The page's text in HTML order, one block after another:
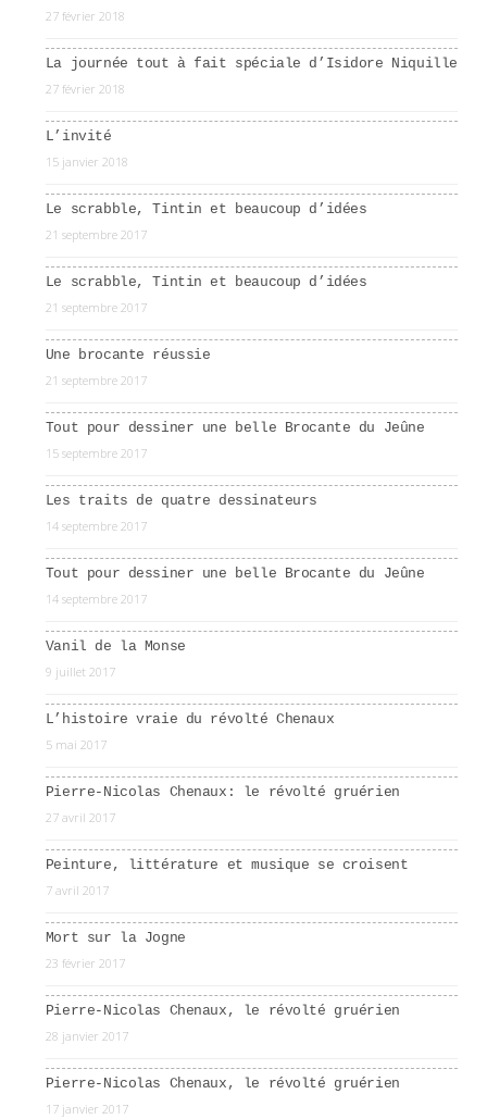
27 février 2018
La journée tout à fait spéciale d’Isidore Niquille
27 février 2018
L’invité
15 janvier 2018
Le scrabble, Tintin et beaucoup d’idées
21 septembre 2017
Le scrabble, Tintin et beaucoup d’idées
21 septembre 2017
Une brocante réussie
21 septembre 2017
Tout pour dessiner une belle Brocante du Jeûne
15 septembre 2017
Les traits de quatre dessinateurs
14 septembre 2017
Tout pour dessiner une belle Brocante du Jeûne
14 septembre 2017
Vanil de la Monse
9 juillet 2017
L’histoire vraie du révolté Chenaux
5 mai 2017
Pierre-Nicolas Chenaux: le révolté gruérien
27 avril 2017
Peinture, littérature et musique se croisent
7 avril 2017
Mort sur la Jogne
23 février 2017
Pierre-Nicolas Chenaux, le révolté gruérien
28 janvier 2017
Pierre-Nicolas Chenaux, le révolté gruérien
17 janvier 2017